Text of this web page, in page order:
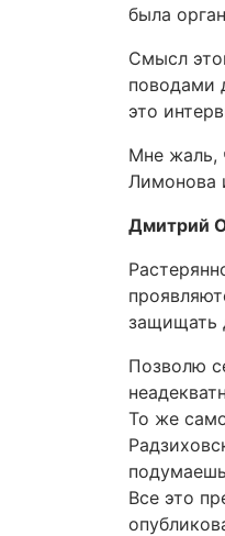
была
Смысл
поводами
это
Мне жаль,
Лимонова
Дмитрий
защищать
Позволю
То же
Все это